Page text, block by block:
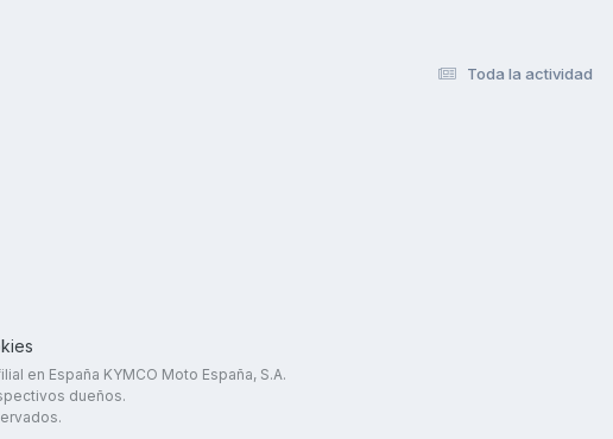
Toda la actividad
en España KYMCO Moto España, S.A.
dueños.